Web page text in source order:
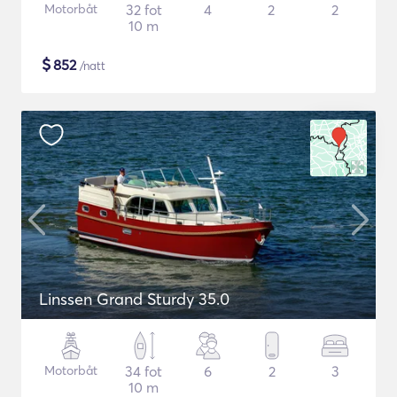
Motorbåt
32 fot
10 m
4 2 2
$852/natt
Linssen Grand Sturdy 35.0
Motorbåt
34 fot
10 m
6 2 3